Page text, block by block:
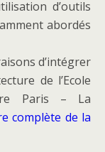
d’outils
abordés
d’intégrer
de l’Ecole
Paris – La
complète de la